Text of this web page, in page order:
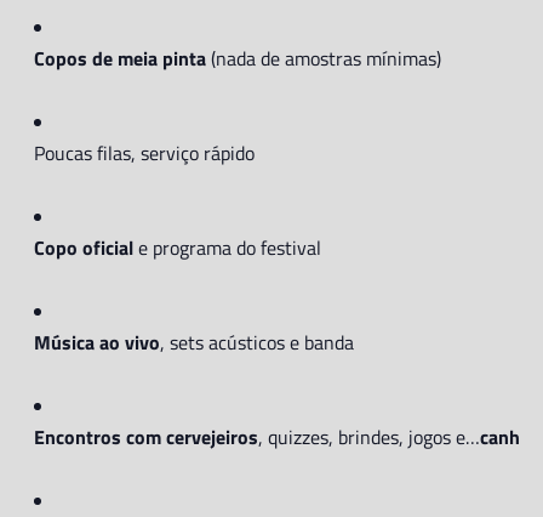
Copos de meia pinta(nada de amostras mínimas)
Poucas filas, serviço rápido
Copo oficiale programa do festival
Música ao vivo, sets acústicos e banda
Encontros com cervejeiros, quizzes, brindes, jogos e…